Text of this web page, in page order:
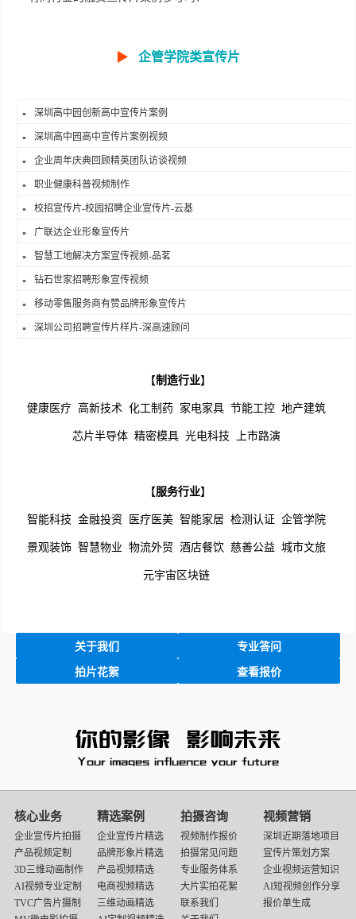
▶ 企管学院类宣传片
深圳高中园创新高中宣传片案例
深圳高中园高中宣传片案例视频
企业周年庆典回顾精英团队访谈视频
职业健康科普视频制作
校招宣传片-校园招聘企业宣传片-云基
广联达企业形象宣传片
智慧工地解决方案宣传视频-品茗
钻石世家招聘形象宣传视频
移动零售服务商有赞品牌形象宣传片
深圳公司招聘宣传片样片-深高速顾问
【制造行业】
健康医疗 高新技术 化工制药 家电家具 节能工控 地产建筑
芯片半导体 精密模具 光电科技 上市路演
【服务行业】
智能科技 金融投资 医疗医美 智能家居 检测认证 企管学院
景观装饰 智慧物业 物流外贸 酒店餐饮 慈善公益 城市文旅
元宇宙区块链
关于我们 专业答问
拍片花絮 查看报价
核心业务
企业宣传片拍摄
产品视频定制
3D三维动画制作
AI视频专业定制
TVC广告片摄制
精选案例
企业宣传片精选
品牌形象片精选
产品视频精选
电商视频精选
三维动画精选
拍摄咨询
视频制作报价
拍摄常见问题
专业服务体系
大片实拍花絮
联系我们
视频营销
深圳近期落地项目
宣传片策划方案
企业视频运营知识
AI短视频创作分享
报价单生成